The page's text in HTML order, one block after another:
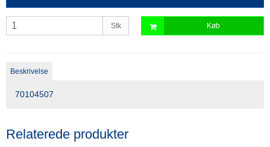
Stk Køb
Beskrivelse
70104507
Relaterede produkter